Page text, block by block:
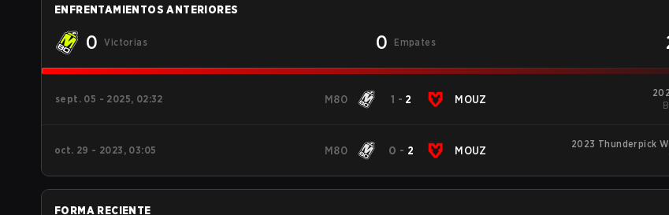
ENFRENTAMIENTOS ANTERIORES
0 Victorias 0 Empates
sept. 05 - 2025, 02:32 M80 1 - 2 MOUZ
oct. 29 - 2023, 03:05 M80 0 - 2 MOUZ
2023 Thunderpick
FORMA RECIENTE